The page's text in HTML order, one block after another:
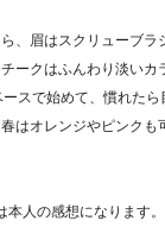
、眉はスクリューブラ
ークはふんわり淡いカ
スで始めて、慣れた
はオレンジやピンクも
人の感想になります。